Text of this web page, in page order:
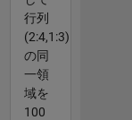
行列
(2:4,1:3)
の同
一領
域を
100